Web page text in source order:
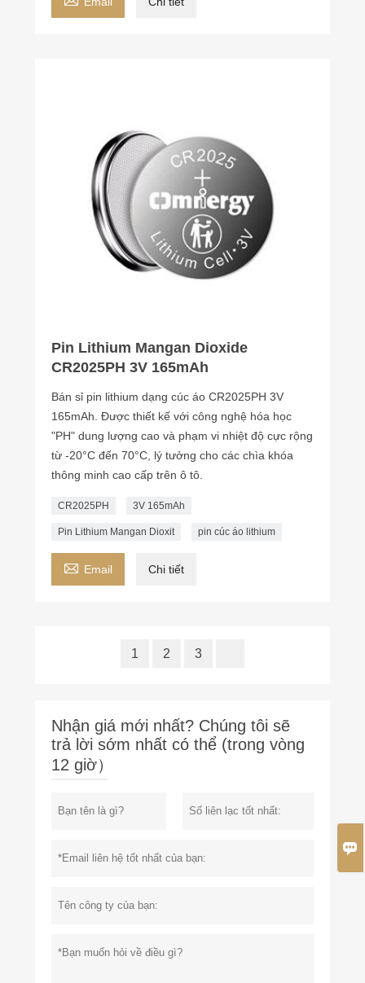

Pin Lithium Mangan Dioxide
CR2025PH 3V 165mAh
Bán sỉ pin lithium dạng cúc áo CR2025PH 3V
165mAh. Được thiết kế với công nghệ hóa học
"PH" dung lượng cao và phạm vi nhiệt độ cực rộng
từ -20°C đến 70°C, lý tưởng cho các chìa khóa
thông minh cao cấp trên ô tô.
CR2025PH 3V 165mAh
Pin Lithium Mangan Dioxit pin cúc áo lithium
 Email Chi tiết
1 2 3
Nhận giá mới nhất? Chúng tôi sẽ
trả lời sớm nhất có thể (trong vòng
12 giờ）